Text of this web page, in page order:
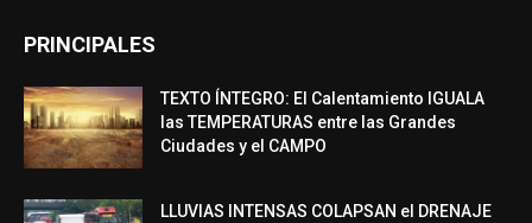
PRINCIPALES
TEXTO ÍNTEGRO: El Calentamiento IGUALA
las TEMPERATURAS entre las Grandes
Ciudades y el CAMPO
LLUVIAS INTENSAS COLAPSAN el DRENAJE